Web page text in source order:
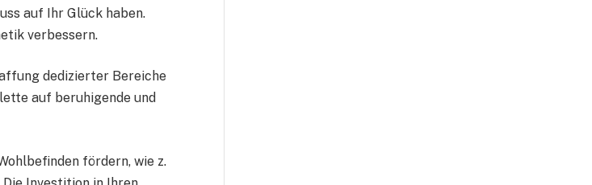
auf Ihr Glück haben.
verbessern.
dedizierter Bereiche
auf beruhigende und
fördern, wie z.